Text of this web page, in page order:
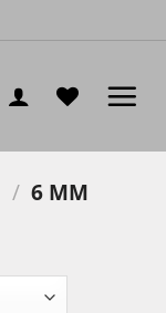
/ 6 MM